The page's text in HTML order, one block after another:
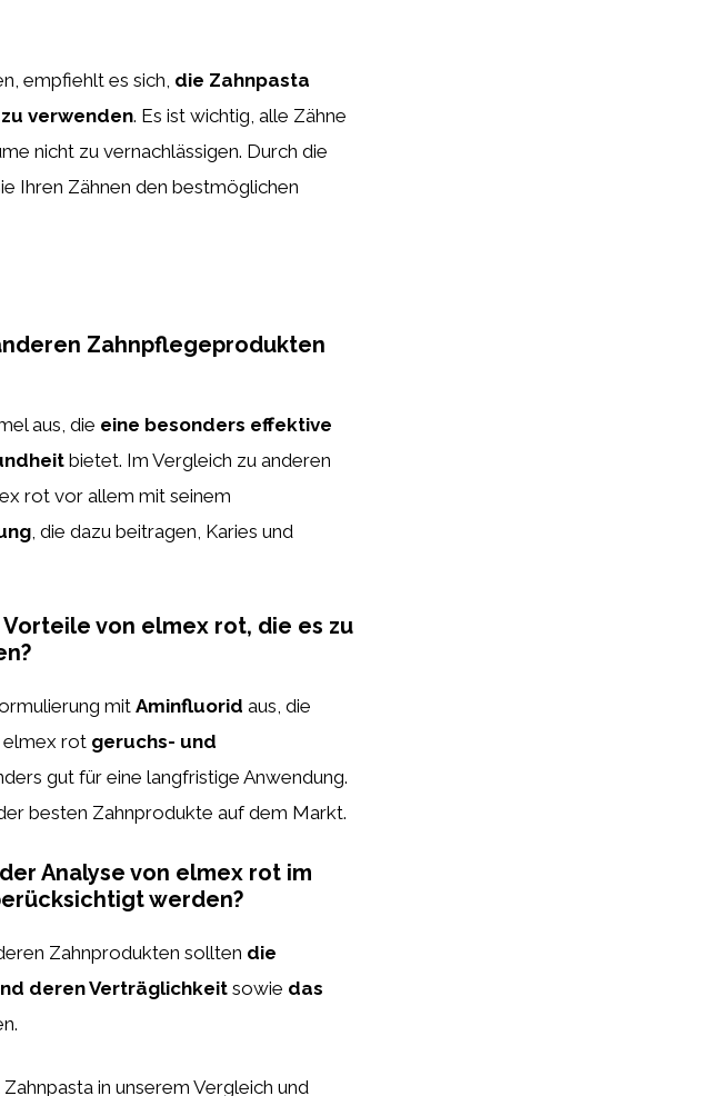
empfiehlt es sich, die Zahnpasta
verwenden. Es ist wichtig, alle Zähne
nicht zu vernachlässigen. Durch die
Ihren Zähnen den bestmöglichen
Zahnpflegeprodukten
aus, die eine besonders effektive
bietet. Im Vergleich zu anderen
rot vor allem mit seinem
, die dazu beitragen, Karies und
von elmex rot, die es zu
mit Aminfluorid aus, die
elmex rot geruchs- und
gut für eine langfristige Anwendung.
besten Zahnprodukte auf dem Markt.
Analyse von elmex rot im
werden?
Zahnprodukten sollten die
deren Verträglichkeit sowie das
in unserem Vergleich und